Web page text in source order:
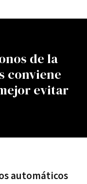
de la
conviene
evitar
automáticos